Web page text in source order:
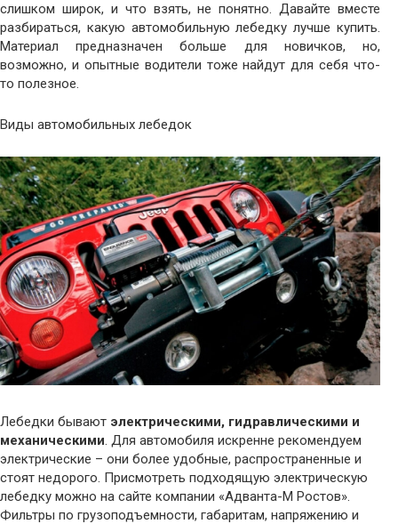
слишком широк, и что взять, не понятно. Давайте вместе
разбираться, какую автомобильную лебедку лучше купить.
Материал предназначен больше для новичков, но,
возможно, и опытные водители тоже найдут для себя что-
то полезное.
Виды автомобильных лебедок
Лебедки бывают электрическими, гидравлическими и
механическими. Для автомобиля искренне рекомендуем
электрические – они более удобные, распространенные и
стоят недорого. Присмотреть подходящую электрическую
лебедку можно на сайте компании «Адванта-М Ростов».
Фильтры по грузоподъемности, габаритам, напряжению и